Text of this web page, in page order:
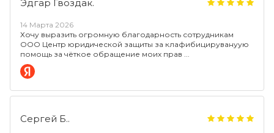
Эдгар Гвоздак.
14 Марта 2026
Хочу выразить огромную благодарность сотрудникам
ООО Центр юридической защиты за клафибицирувануую
помощь за чёткое обращение моих прав
Сергей Б..